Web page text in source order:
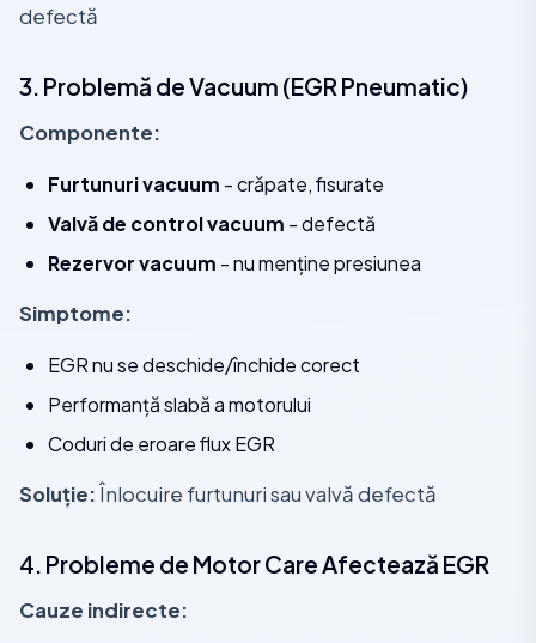
defectă
3. Problemă de Vacuum (EGR Pneumatic)
Componente:
Furtunuri vacuum - crăpate, fisurate
Valvă de control vacuum - defectă
Rezervor vacuum - nu menține presiunea
Simptome:
EGR nu se deschide/închide corect
Performanță slabă a motorului
Coduri de eroare flux EGR
Soluție: Înlocuire furtunuri sau valvă defectă
4. Probleme de Motor Care Afectează EGR
Cauze indirecte: